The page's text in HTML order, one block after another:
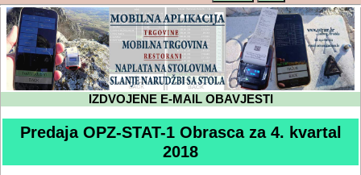
IZDVOJENE E-MAIL OBAVJESTI
Predaja OPZ-STAT-1 Obrasca za 4. kvartal
2018